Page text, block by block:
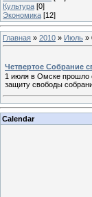
Культура [0]
Экономика [12]
Главная » 2010 » Июль »
Четвертое Собрание
1 июля в Омске прошло
защиту свободы
Calendar